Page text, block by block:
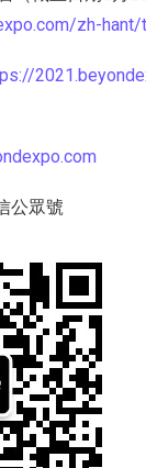
zh-
公眾號